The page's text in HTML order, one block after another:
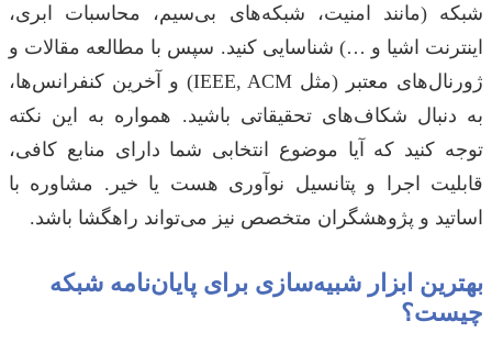
شبکه (مانند امنیت، شبکه‌های بی‌سیم، محاسبات ابری،
اینترنت اشیا و …) شناسایی کنید. سپس با مطالعه مقالات و
ژورنال‌های معتبر (مثل IEEE, ACM) و آخرین کنفرانس‌ها،
به دنبال شکاف‌های تحقیقاتی باشید. همواره به این نکته
توجه کنید که آیا موضوع انتخابی شما دارای منابع کافی،
قابلیت اجرا و پتانسیل نوآوری هست یا خیر. مشاوره با
اساتید و پژوهشگران متخصص نیز می‌تواند راهگشا باشد.
بهترین ابزار شبیه‌سازی برای پایان‌نامه شبکه
چیست؟